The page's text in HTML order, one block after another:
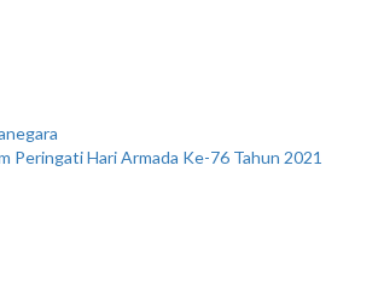
Peringati Hari Armada Ke-76 Tahun 2021